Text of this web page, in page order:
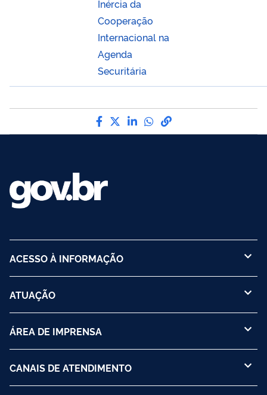
Inércia da
Cooperação
Internacional na
Agenda
Securitária
Compartilhe por Facebook
Compartilhe por Twitter
Compartilhe por
Compartilhe por
link para Copiar
ACESSO À INFORMAÇÃO
ATUAÇÃO
ÁREA DE IMPRENSA
CANAIS DE ATENDIMENTO